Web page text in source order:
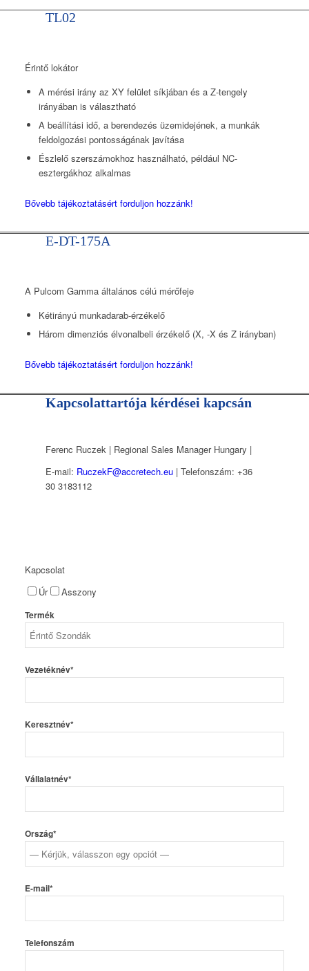
TL02
Érintő lokátor
A mérési irány az XY felület síkjában és a Z-tengely
irányában is választható
A beállítási idő, a berendezés üzemidejének, a munkák
feldolgozási pontosságának javítása
Észlelő szerszámokhoz használható, például NC-
esztergákhoz alkalmas
Bővebb tájékoztatásért forduljon hozzánk!
E-DT-175A
A Pulcom Gamma általános célú mérőfeje
Kétirányú munkadarab-érzékelő
Három dimenziós élvonalbeli érzékelő (X, -X és Z irányban)
Bővebb tájékoztatásért forduljon hozzánk!
Kapcsolattartója kérdései kapcsán
Ferenc Ruczek | Regional Sales Manager Hungary |
E-mail: RuczekF@accretech.eu| Telefonszám: +36
30 3183112
Kapcsolat
Úr
Asszony
Termék
Vezetéknév*
Keresztnév*
Vállalatnév*
Ország*
E-mail*
Telefonszám